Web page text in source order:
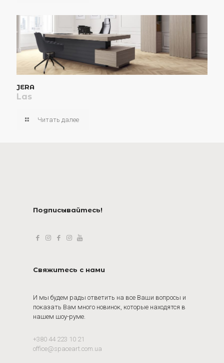
JERA
Las
Читать далее
Подписывайтесь!
Свяжитесь с нами
И мы будем рады ответить на все Ваши вопросы и
показать Вам много новинок, которые находятся в
нашем шоу-руме.
+380 44 223 10 21
office@spaceart.com.ua